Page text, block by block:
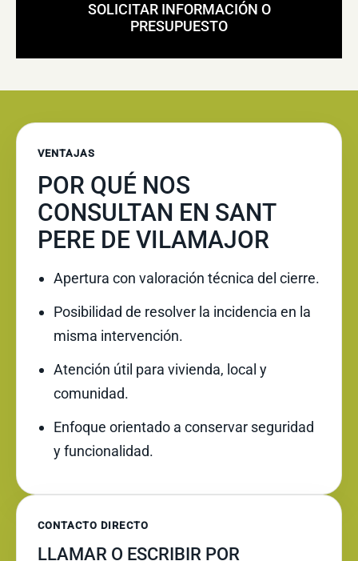
SOLICITAR INFORMACIÓN O
PRESUPUESTO
VENTAJAS
POR QUÉ NOS
CONSULTAN EN SANT
PERE DE VILAMAJOR
Apertura con valoración técnica del cierre.
Posibilidad de resolver la incidencia en la
misma intervención.
Atención útil para vivienda, local y
comunidad.
Enfoque orientado a conservar seguridad
y funcionalidad.
CONTACTO DIRECTO
LLAMAR O ESCRIBIR POR